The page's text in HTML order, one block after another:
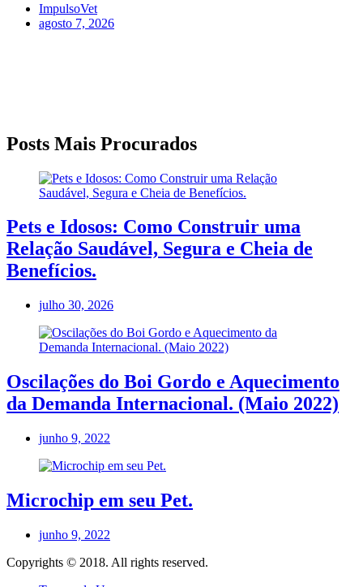
ImpulsoVet
agosto 7, 2026
Posts Mais Procurados
Pets e Idosos: Como Construir uma
Relação Saudável, Segura e Cheia de
Benefícios.
julho 30, 2026
Oscilações do Boi Gordo e Aquecimento
da Demanda Internacional. (Maio 2022)
junho 9, 2022
Microchip em seu Pet.
junho 9, 2022
Copyrights © 2018. All rights reserved.